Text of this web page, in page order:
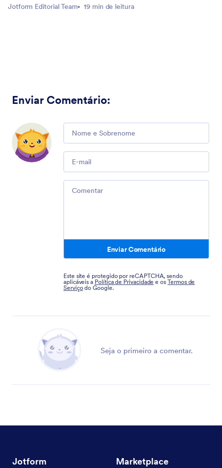
Jotform Editorial Team 19 min de leitura
Enviar Comentário:
Enviar Comentário
Este site é protegido por reCAPTCHA, sendo
aplicáveis a Política de Privacidade e osTermos de
Serviçodo Google.
Seja o primeiro a comentar.
Jotform Marketplace